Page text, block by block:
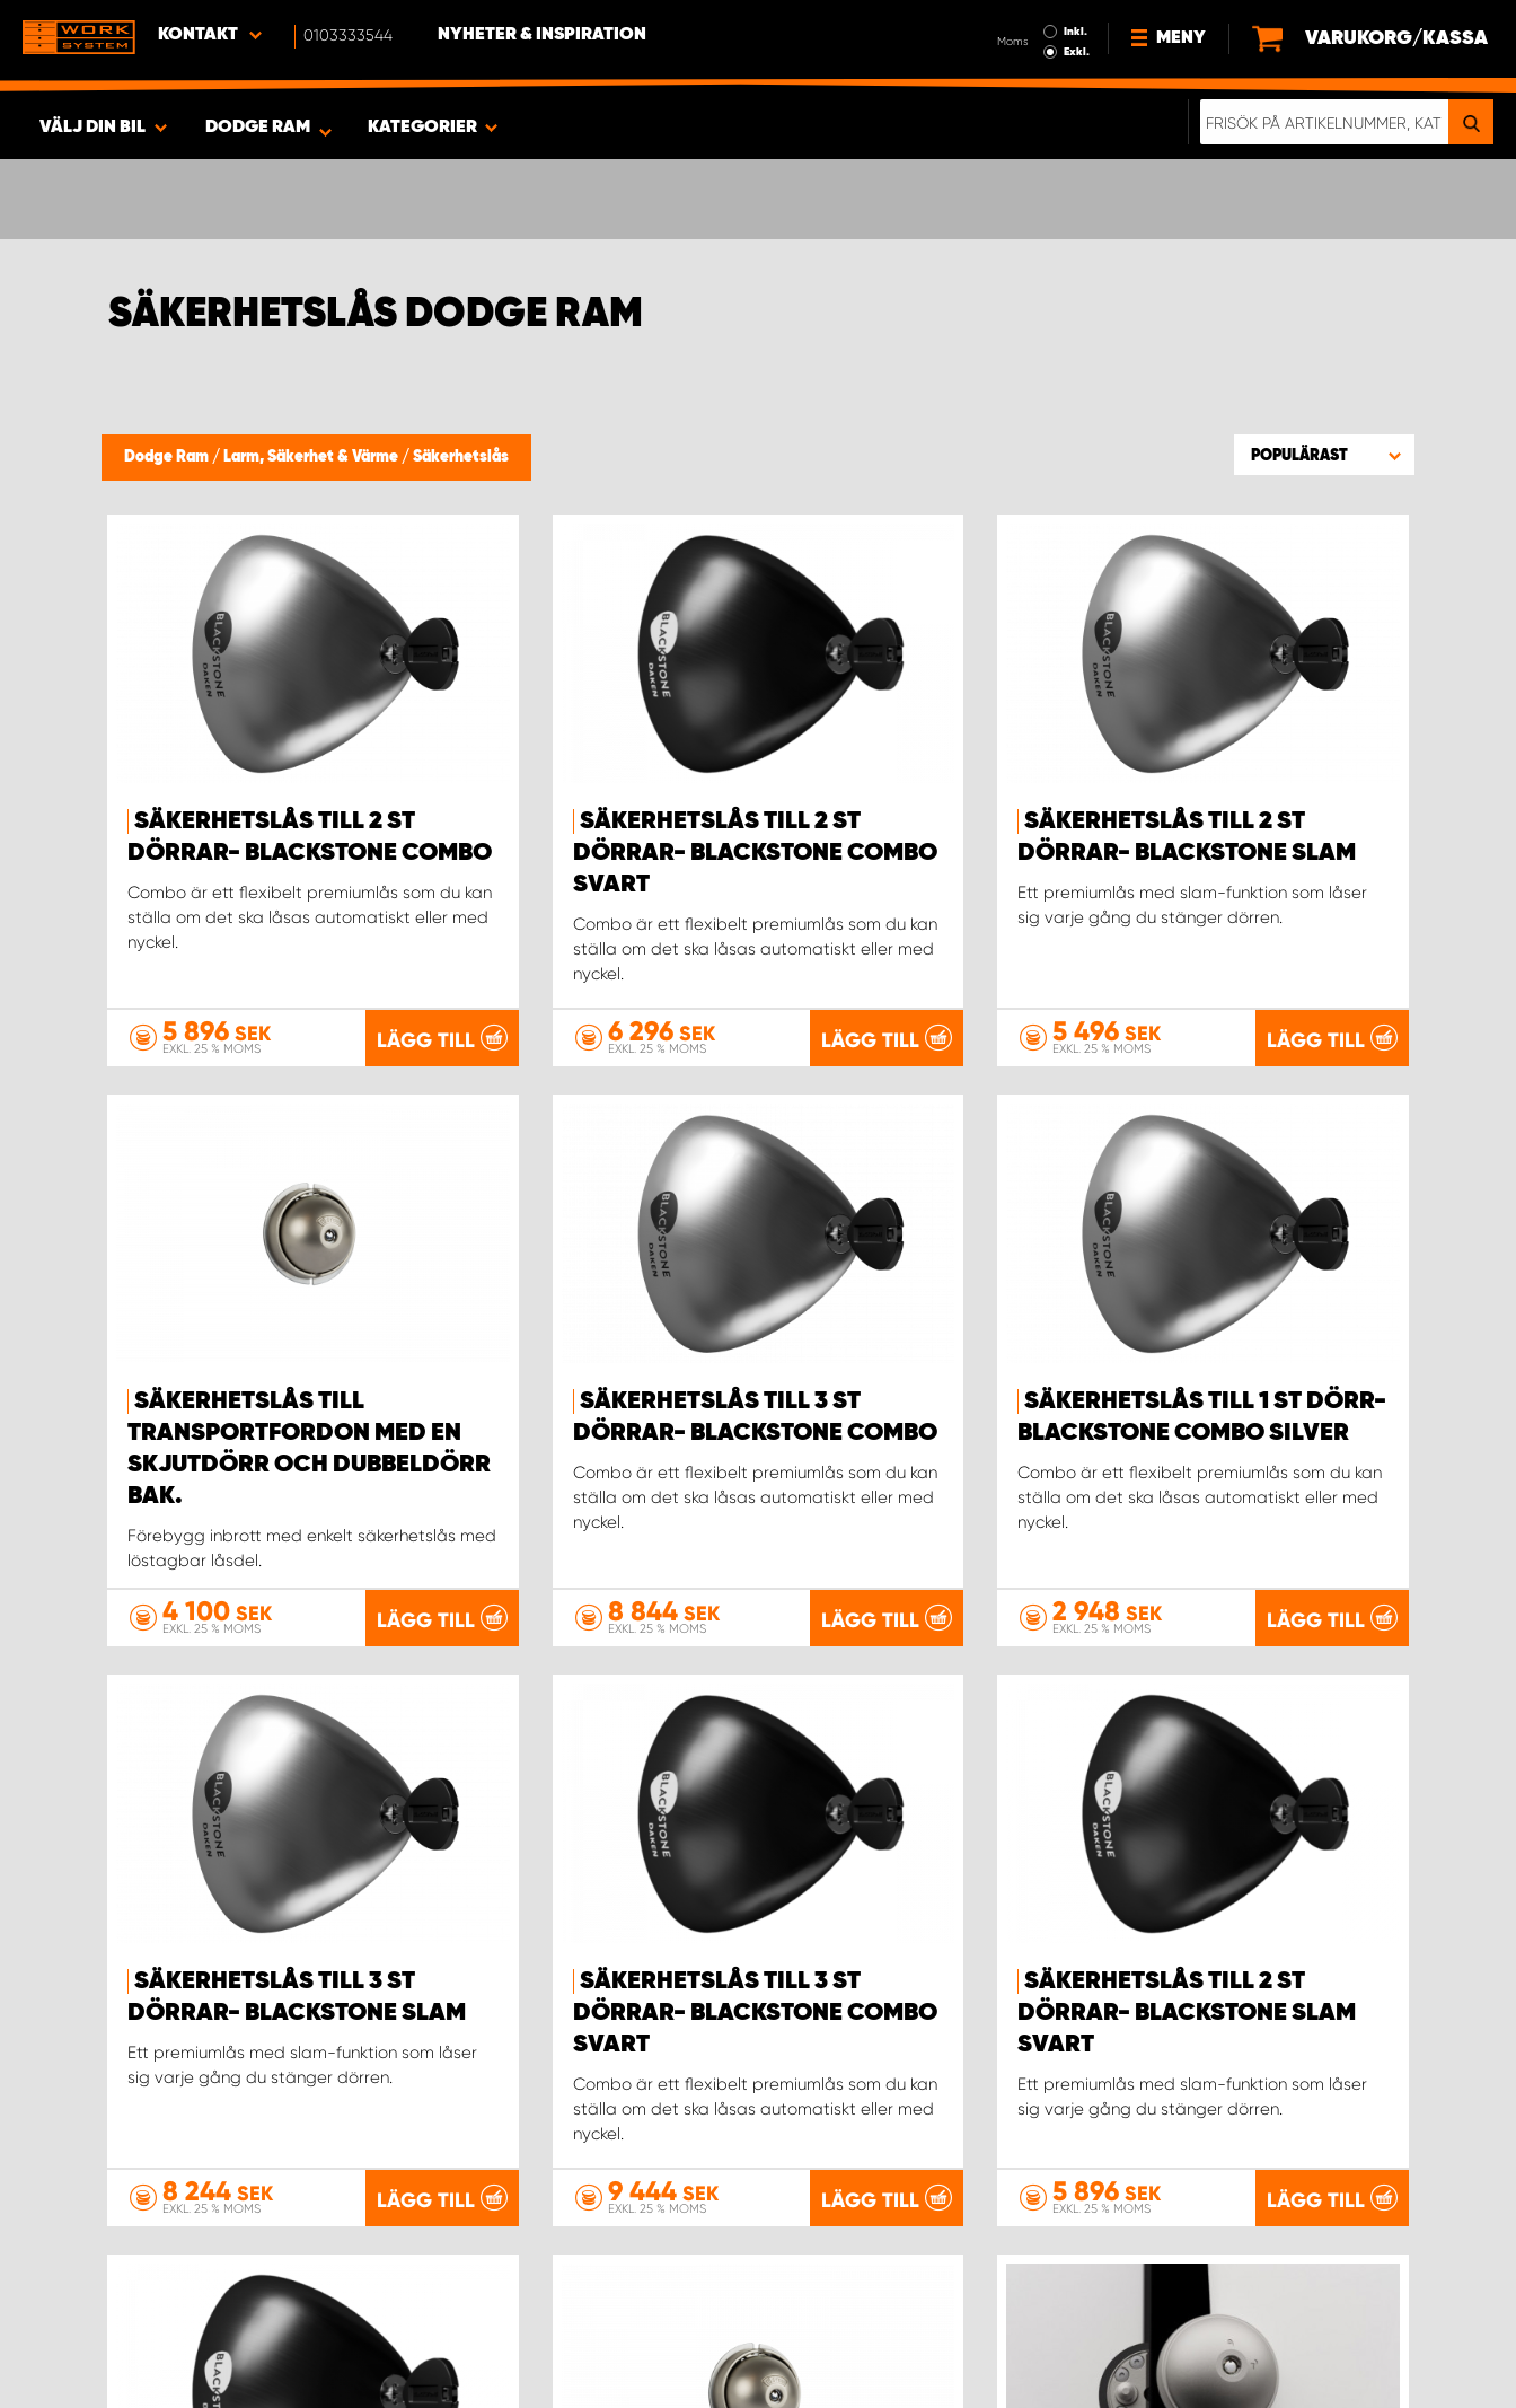
KONTAKT 0103333544 NYHETER & INSPIRATION Moms
Inkl.
Exkl.
MENY
NYHETER
VARUKORG/KASSA
VÄLJ DIN BIL
PRODUKTER
DODGE RAM KATEGORIER
SÄKERHETSLÅS DODGE RAM
Dodge Ram / Larm, Säkerhet & Värme / Säkerhetslås POPULÄRAST
SÄKERHETSLÅS TILL 2 ST
DÖRRAR- BLACKSTONE COMBO
Combo är ett flexibelt premiumlås som du kan
ställa om det ska låsas automatiskt eller med
nyckel.
5 896 SEK
EXKL. 25 % MOMS LÄGG TILL
SÄKERHETSLÅS TILL 2 ST
DÖRRAR- BLACKSTONE COMBO
SVART
Combo är ett flexibelt premiumlås som du kan
ställa om det ska låsas automatiskt eller med
nyckel.
6 296SEK
EXKL. 25 % MOMS LÄGG TILL
SÄKERHETSLÅS TILL 2 ST
DÖRRAR- BLACKSTONE SLAM
Ett premiumlås med slam-funktion som låser
sig varje gång du stänger dörren.
5 496 SEK
EXKL. 25 % MOMS LÄGG TILL
SÄKERHETSLÅS TILL
TRANSPORTFORDON MED EN
SKJUTDÖRR OCH DUBBELDÖRR
BAK.
Förebygg inbrott med enkelt säkerhetslås med
löstagbar låsdel.
4 100 SEK
EXKL. 25 % MOMS LÄGG TILL
SÄKERHETSLÅS TILL 3 ST
DÖRRAR- BLACKSTONE COMBO
Combo är ett flexibelt premiumlås som du kan
ställa om det ska låsas automatiskt eller med
nyckel.
8 844SEK
EXKL. 25 % MOMS LÄGG TILL
SÄKERHETSLÅS TILL 1 ST DÖRR-
BLACKSTONE COMBO SILVER
Combo är ett flexibelt premiumlås som du kan
ställa om det ska låsas automatiskt eller med
nyckel.
2 948 SEK
EXKL. 25 % MOMS LÄGG TILL
SÄKERHETSLÅS TILL 3 ST
DÖRRAR- BLACKSTONE SLAM
Ett premiumlås med slam-funktion som låser
sig varje gång du stänger dörren.
8 244 SEK
EXKL. 25 % MOMS LÄGG TILL
SÄKERHETSLÅS TILL 3 ST
DÖRRAR- BLACKSTONE COMBO
SVART
Combo är ett flexibelt premiumlås som du kan
ställa om det ska låsas automatiskt eller med
nyckel.
9 444SEK
EXKL. 25 % MOMS LÄGG TILL
SÄKERHETSLÅS TILL 2 ST
DÖRRAR- BLACKSTONE SLAM
SVART
Ett premiumlås med slam-funktion som låser
sig varje gång du stänger dörren.
5 896 SEK
EXKL. 25 % MOMS LÄGG TILL